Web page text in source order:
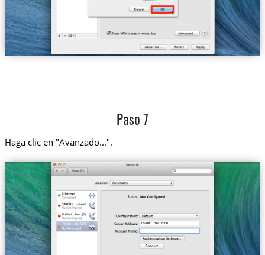
Paso 7
Haga clic en "Avanzado...".
Trust....es-MID us-mid.trust.zone